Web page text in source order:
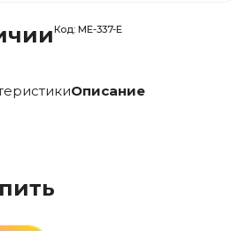
Код: ME-337-E
Описание